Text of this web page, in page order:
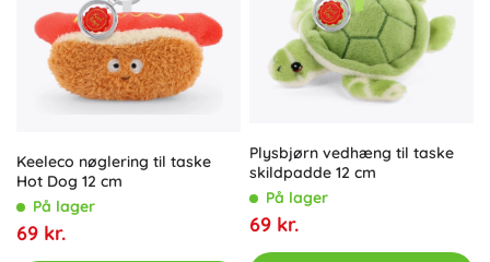
Keeleco nøglering til taske
Hot Dog 12 cm
På lager
69 kr.
Plysbjørn vedhæng til taske
skildpadde 12 cm
På lager
69 kr.